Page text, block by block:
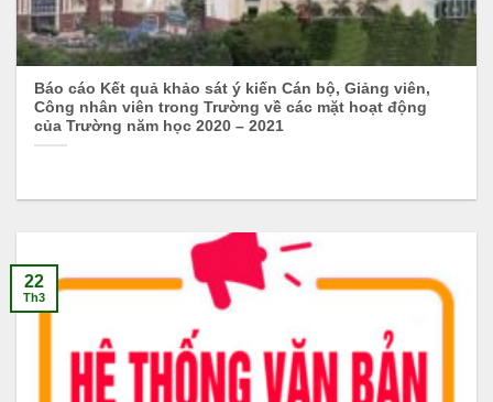
Báo cáo Kết quả khảo sát ý kiến Cán bộ, Giảng viên,
Công nhân viên trong Trường về các mặt hoạt động
của Trường năm học 2020 – 2021
22
Th3